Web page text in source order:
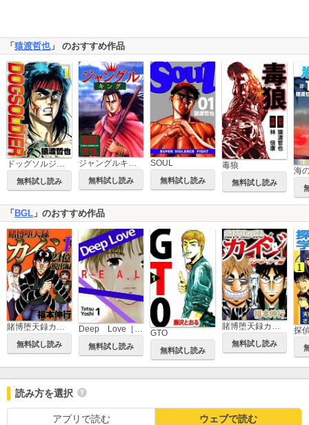
「猿渡哲也」 のおすすめ作品
ドッグソルジャー
無料試し読み
ジャングルキング
無料試し読み
SOUL
無料試し読み
毒狼
無料試し読み
海
「BGL 」のおすすめ作品
賭博堕天録カイジ 24億脱出編
無料試し読み 無料試し読み
GTO
無料試し読み
賭博堕天録カイジ ワン・ポーカー編
無料試し読み
探
読み方を選択
アプリで読む ウェブで読む